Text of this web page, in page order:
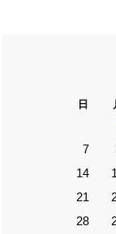
日
7
14
21
28